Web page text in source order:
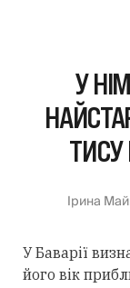
У
ТИСУ
Ірина
У Баварії
його вік